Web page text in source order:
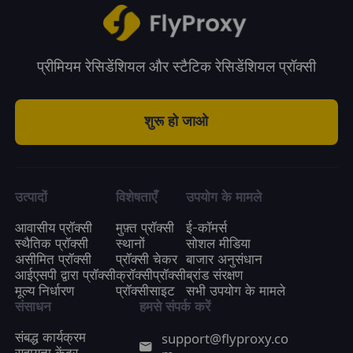
प्रीमियम रेसिडेंशियल और स्टैटिक रेसिडेंशियल प्रॉक्सी
शुरू हो जाओ
उत्पादों
आवासीय प्रॉक्सी
स्थैतिक प्रॉक्सी
असीमित प्रॉक्सी
आईएसपी द्वारा प्रॉक्सी
मूल्य निर्धारण
विशेषताएँ
मुफ़्त प्रॉक्सी
स्थानों
प्रॉक्सी चेकर
क्रॉक्सीप्रॉक्सी
प्रॉक्सीसाइट
उपयोग के मामले
ई-कॉमर्स
सोशल मीडिया
बाजार अनुसंधान
ब्रांड संरक्षण
सभी उपयोग के मामले
संसाधन
संबद्ध कार्यक्रम
हमसे संपर्क करें
support@flyproxy.co